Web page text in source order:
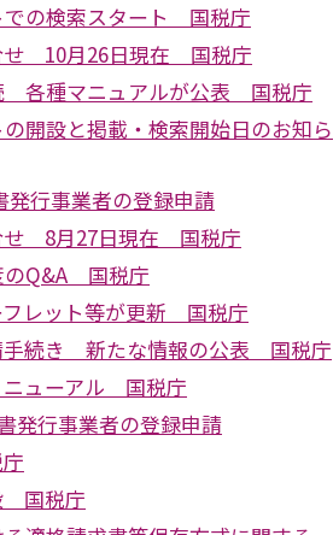
での検索スタート 国税庁
せ 10月26日現在 国税庁
各種マニュアルが公表 国税庁
開設と掲載・検索開始日のお知ら
行事業者の登録申請
せ 8月27日現在 国税庁
のQ&A 国税庁
フレット等が更新 国税庁
手続き 新たな情報の公表 国税庁
ニューアル 国税庁
発行事業者の登録申請
国税庁